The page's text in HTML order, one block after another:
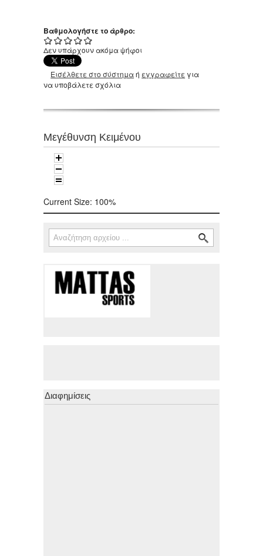
Βαθμολογήστε το άρθρο:
Δεν υπάρχουν ακόμα ψήφοι
Εισέλθετε στο σύστημαή εγγραφείτε για
να υποβάλετε σχόλια
Μεγέθυνση Κειμένου
Current Size: 100%
Φόρμα αναζήτησης
Αναζήτηση
Διαφημίσεις